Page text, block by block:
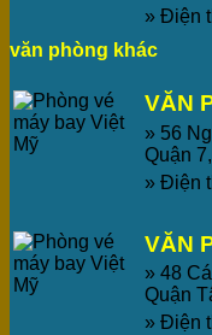
» Điện
văn phòng khác
VĂN
» 56
Quận
» Điện
VĂN
» 48
Quận
» Điện